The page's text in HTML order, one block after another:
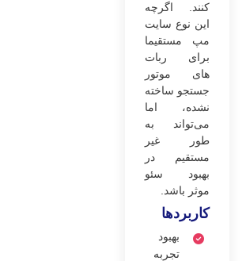
کنند. اگرچه
این نوع سایت
مپ مستقیما
برای ربات
های موتور
جستجو ساخته
نشده، اما
می‌تواند به
طور غیر
مستقیم در
بهبود سئو
موثر باشد.
کاربردها
بهبود
تجربه